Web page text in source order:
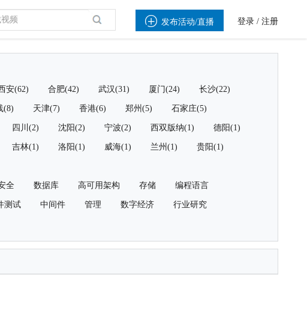
 发布活动/直播 登录 / 注册
安(62) 合肥(42) 武汉(31) 厦门(24) 长沙(22)
(8) 天津(7) 香港(6) 郑州(5) 石家庄(5)
四川(2) 沈阳(2) 宁波(2) 西双版纳(1) 德阳(1)
吉林(1) 洛阳(1) 威海(1) 兰州(1) 贵阳(1)
全 数据库 高可用架构 存储 编程语言
测试 中间件 管理 数字经济 行业研究